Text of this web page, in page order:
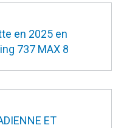
en 2025 en
737 MAX 8
ET